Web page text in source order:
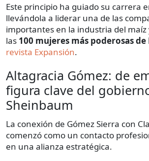
Este principio ha guiado su carrera
llevándola a liderar una de las
importantes en la industria del maíz
las 100 mujeres más poderosas de
revista Expansión.
Altagracia Gómez: de
figura clave del
Sheinbaum
La conexión de Gómez Sierra con
comenzó como un contacto
en una alianza estratégica.